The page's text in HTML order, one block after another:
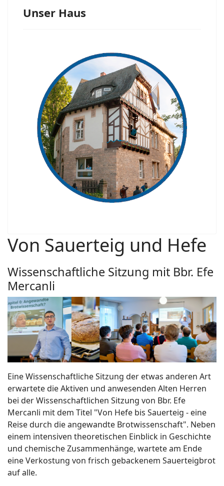
Unser Haus
Haus
Von Sauerteig und Hefe
Wissenschaftliche Sitzung mit Bbr. Efe
Mercanli
Eine Wissenschaftliche Sitzung der etwas anderen Art
erwartete die Aktiven und anwesenden Alten Herren
bei der Wissenschaftlichen Sitzung von Bbr. Efe
Mercanli mit dem Titel "Von Hefe bis Sauerteig - eine
Reise durch die angewandte Brotwissenschaft". Neben
einem intensiven theoretischen Einblick in Geschichte
und chemische Zusammenhänge, wartete am Ende
eine Verkostung von frisch gebackenem Sauerteigbrot
auf alle.